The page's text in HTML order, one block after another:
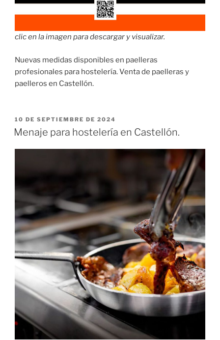
clic en la imagen para descargar y visualizar.
Nuevas medidas disponibles en paelleras
profesionales para hostelería. Venta de paelleras y
paelleros en Castellón.
PUBLICADO
EL
10 DE SEPTIEMBRE DE 2024
Menaje para hostelería en Castellón.